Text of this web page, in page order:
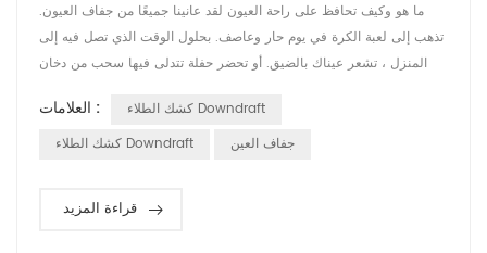
ما هو وكيف تحافظ على راحة العيون لقد عانينا جميعًا من جفاف العيون.
تذهب إلى لعبة الكرة في يوم حار وعاصف. بحلول الوقت الذي تصل فيه إلى
المنزل ، تشعر عيناك بالضيق. أو تحضر حفلة تتدلى فيها سحب من دخان
، أو تجلس على الكمبيوتر لعدة ساعات دون أن ترمش كثيرًا. النتيجة: تعب
العلامات :
كشك الطلاء Downdraft
كشك الطلاء Downdraft
جفاف العين
قراءة المزيد